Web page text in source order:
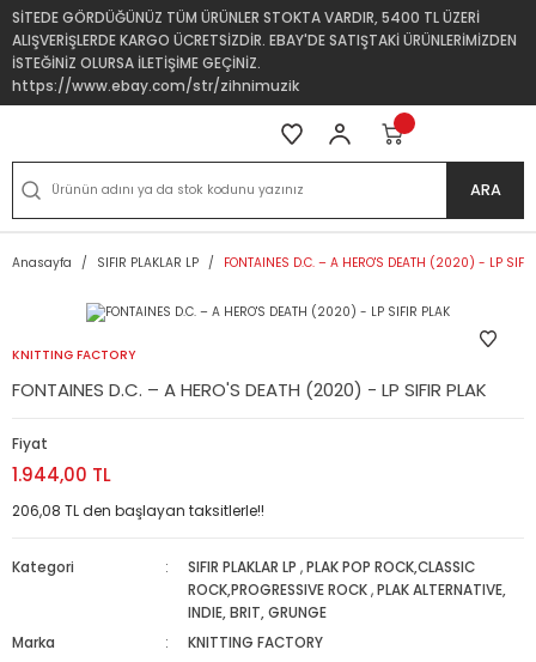
SİTEDE GÖRDÜĞÜNÜZ TÜM ÜRÜNLER STOKTA VARDIR, 5400 TL ÜZERİ
ALIŞVERİŞLERDE KARGO ÜCRETSİZDİR. EBAY'DE SATIŞTAKİ ÜRÜNLERİMİZDEN
İSTEĞİNİZ OLURSA İLETİŞİME GEÇİNİZ.
https://www.ebay.com/str/zihnimuzik
ARA
Anasayfa SIFIR PLAKLAR LP FONTAINES D.C. – A HERO'S DEATH (2020) - LP
KNITTING FACTORY
FONTAINES D.C. – A HERO'S DEATH (2020) - LP SIFIR PLAK
Fiyat
1.944,00 TL
206,08 TL den başlayan taksitlerle!!
Kategori SIFIR PLAKLAR LP ,PLAK POP ROCK,CLASSIC
ROCK,PROGRESSIVE ROCK ,PLAK ALTERNATIVE,
INDIE, BRIT, GRUNGE
Marka
KNITTING FACTORY